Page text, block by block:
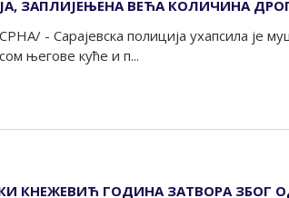
ЗАПЛИЈЕЊЕНА ВЕЋА КОЛИЧИНА
- Сарајевска полиција ухапсила је
његове куће и п...
КНЕЖЕВИЋ ГОДИНА ЗАТВОРА ЗБОГ